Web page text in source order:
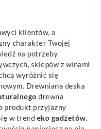
klientów, a
charakter Twojej
na potrzeby
sklepów z winami
wyróżnić się
Drewniana deska
drewna
produkt przyjazny
w trend eko gadżetów.